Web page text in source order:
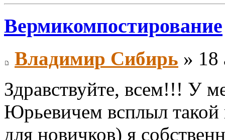
Вермикомпостирование
Владимир Сибирь » 18
Здравствуйте, всем!!! У
Юрьевичем всплыл такой
для новичков) я